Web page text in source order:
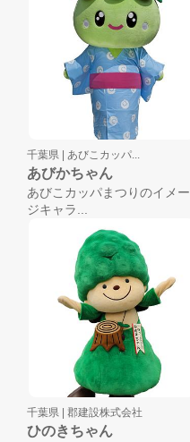
千葉県 | あびこカッパ...
あびかちゃん
あびこカッパまつりのイメー
ジキャラ...
千葉県 | 郡建設株式会社
ひのきちゃん